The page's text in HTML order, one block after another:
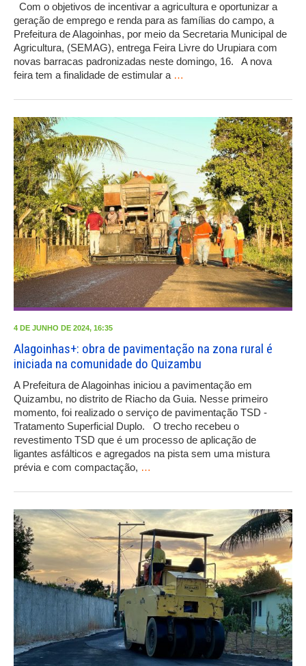
Com o objetivos de incentivar a agricultura e oportunizar a
geração de emprego e renda para as famílias do campo, a
Prefeitura de Alagoinhas, por meio da Secretaria Municipal de
Agricultura, (SEMAG), entrega Feira Livre do Urupiara com
novas barracas padronizadas neste domingo, 16. A nova
feira tem a finalidade de estimular a …
4 DE JUNHO DE 2024, 16:35
Alagoinhas+: obra de pavimentação na zona rural é
iniciada na comunidade do Quizambu
A Prefeitura de Alagoinhas iniciou a pavimentação em
Quizambu, no distrito de Riacho da Guia. Nesse primeiro
momento, foi realizado o serviço de pavimentação TSD -
Tratamento Superficial Duplo. O trecho recebeu o
revestimento TSD que é um processo de aplicação de
ligantes asfálticos e agregados na pista sem uma mistura
prévia e com compactação, …